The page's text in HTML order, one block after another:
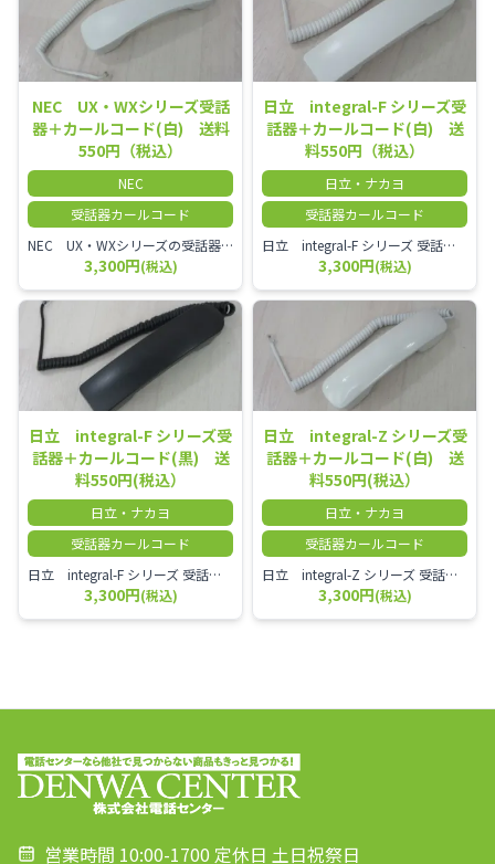
NEC UX・WXシリーズ受話
器＋カールコード(白) 送料
550円（税込）
NEC
受話器カールコード
NEC UX・WXシリーズの受話器とカールコードセット／本商品は中古品となります。 写真では分かりにくいキズ・汚れなどの使用感があります。 経年変化で日焼けの色味が強くなる場合がございます。 予めご理解・ご了承頂きますようお願いいたします。
3,300円(税込)
日立 integral-F シリーズ受
話器＋カールコード(白) 送
料550円（税込）
日立・ナカヨ
受話器カールコード
日立 integral-F シリーズ 受話器＋カールコード セット（白）／本商品は中古品となります。 写真では分かりにくいキズ・汚れなどの使用感があります。 経年変化で日焼けの色味が強くなる場合がございます。 予めご理解・ご了承頂きますようお願いいたします。
3,300円(税込)
日立 integral-F シリーズ受
話器＋カールコード(黒) 送
料550円(税込）
日立・ナカヨ
受話器カールコード
日立 integral-F シリーズ 受話器＋カールコード セット（白）／本商品は中古品となります。 写真では分かりにくいキズ・汚れなどの使用感があります。 経年変化で日焼けの色味が強くなる場合がございます。 予めご理解・ご了承頂きますようお願いいたします。
3,300円(税込)
日立 integral-Z シリーズ受
話器＋カールコード(白) 送
料550円(税込）
日立・ナカヨ
受話器カールコード
日立 integral-Z シリーズ 受話器＋カールコード セット（白）／本商品は中古品となります。 写真では分かりにくいキズ・汚れなどの使用感があります。 経年変化で日焼けの色味が強くなる場合がございます。 予めご理解・ご了承頂きますようお願いいたします。
3,300円(税込)
営業時間 10:00-1700 定休日 土日祝祭日